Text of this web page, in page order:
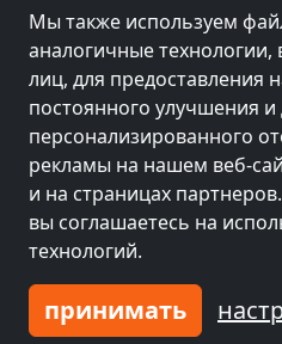
Мы также используем
аналогичные технологии,
лиц, для предоставления
постоянного улучшения и
персонализированного
рекламы на нашем веб-
и на страницах
вы соглашаетесь на
технологий.
принимать